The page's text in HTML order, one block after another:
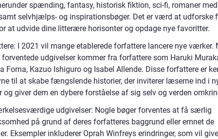
spænding, fantasy, historisk fiktion, sci-fi, romaner
selvhjælps- og inspirationsbøger. Det er værd at udforske
at udvide dine litterære horisonter og opdage nye favoritter.
I 2021 vil mange etablerede forfattere lancere nye værker.
forventede udgivelser kommer fra forfattere som Haruki
Forna, Kazuo Ishiguro og Isabel Allende. Disse forfattere er
til at skabe fængslende historier, der inviterer læserne ind i
og giver dem en dybere forståelse af sig selv og verden
udgivelser: Nogle bøger forventes at få særlig
på grund af deres forfatteres baggrund eller emnet de
Eksempler inkluderer Oprah Winfreys erindringer, som vil give